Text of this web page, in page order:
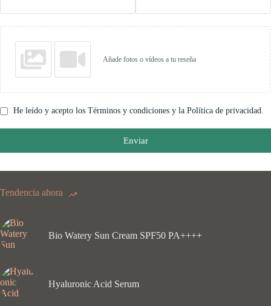
Añade fotos o vídeos a tu reseña
He leído y acepto los Términos y condiciones y la Política de privacidad.
Enviar
Tendencia ahora
Bio Watery Sun Cream SPF50 PA++++
Hyaluronic Acid Serum